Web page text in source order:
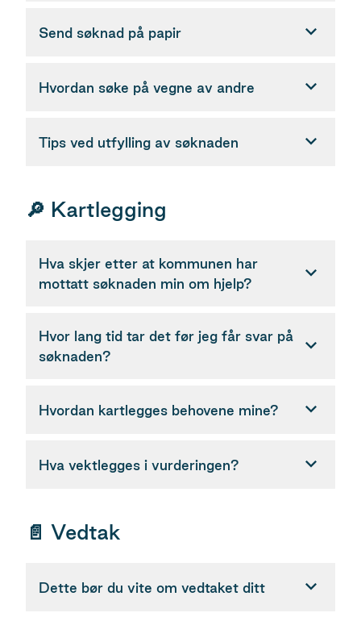
Send søknad på papir
Hvordan søke på vegne av andre
Tips ved utfylling av søknaden
🔎 Kartlegging
Hva skjer etter at kommunen har
mottatt søknaden min om hjelp?
Hvor lang tid tar det før jeg får svar på
søknaden?
Hvordan kartlegges behovene mine?
Hva vektlegges i vurderingen?
📄 Vedtak
Dette bør du vite om vedtaket ditt